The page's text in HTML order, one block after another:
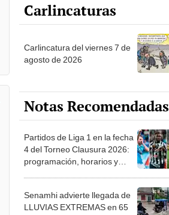
Carlincaturas
Carlincatura del viernes 7 de
agosto de 2026
Notas Recomendadas
Partidos de Liga 1 en la fecha
4 del Torneo Clausura 2026:
programación, horarios y
Senamhi advierte llegada de
LLUVIAS EXTREMAS en 65